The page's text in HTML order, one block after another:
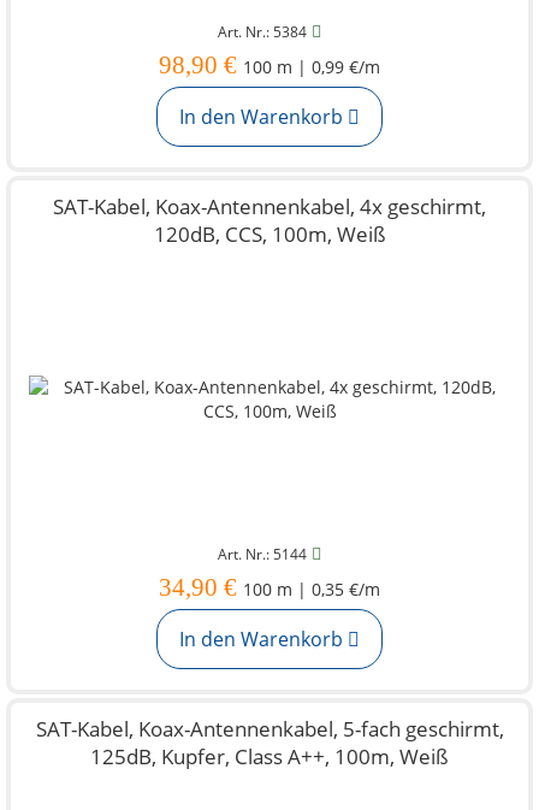
Art. Nr.: 5384
98,90 € 100 m | 0,99 €/m
In den Warenkorb
SAT-Kabel, Koax-Antennenkabel, 4x geschirmt,
120dB, CCS, 100m, Weiß
Art. Nr.: 5144
34,90 € 100 m | 0,35 €/m
In den Warenkorb
SAT-Kabel, Koax-Antennenkabel, 5-fach geschirmt,
125dB, Kupfer, Class A++, 100m, Weiß